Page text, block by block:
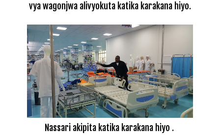
vya wagonjwa alivyokuta katika karakana hiyo.
Nassari akipita katika karakana hiyo .